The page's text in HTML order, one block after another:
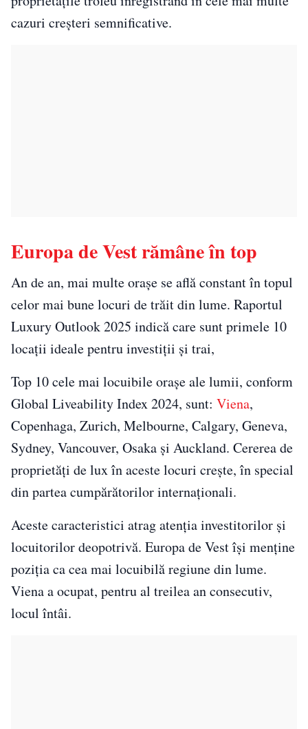
cazuri creșteri semnificative.
Europa de Vest rămâne în top
An de an, mai multe orașe se află constant în topul
celor mai bune locuri de trăit din lume. Raportul
Luxury Outlook 2025 indică care sunt primele 10
locații ideale pentru investiții și trai,
Top 10 cele mai locuibile orașe ale lumii, conform
Global Liveability Index 2024, sunt: Viena,
Copenhaga, Zurich, Melbourne, Calgary, Geneva,
Sydney, Vancouver, Osaka și Auckland. Cererea de
proprietăți de lux în aceste locuri crește, în special
din partea cumpărătorilor internaționali.
Aceste caracteristici atrag atenția investitorilor și
locuitorilor deopotrivă. Europa de Vest își menține
poziția ca cea mai locuibilă regiune din lume.
Viena a ocupat, pentru al treilea an consecutiv,
locul întâi.